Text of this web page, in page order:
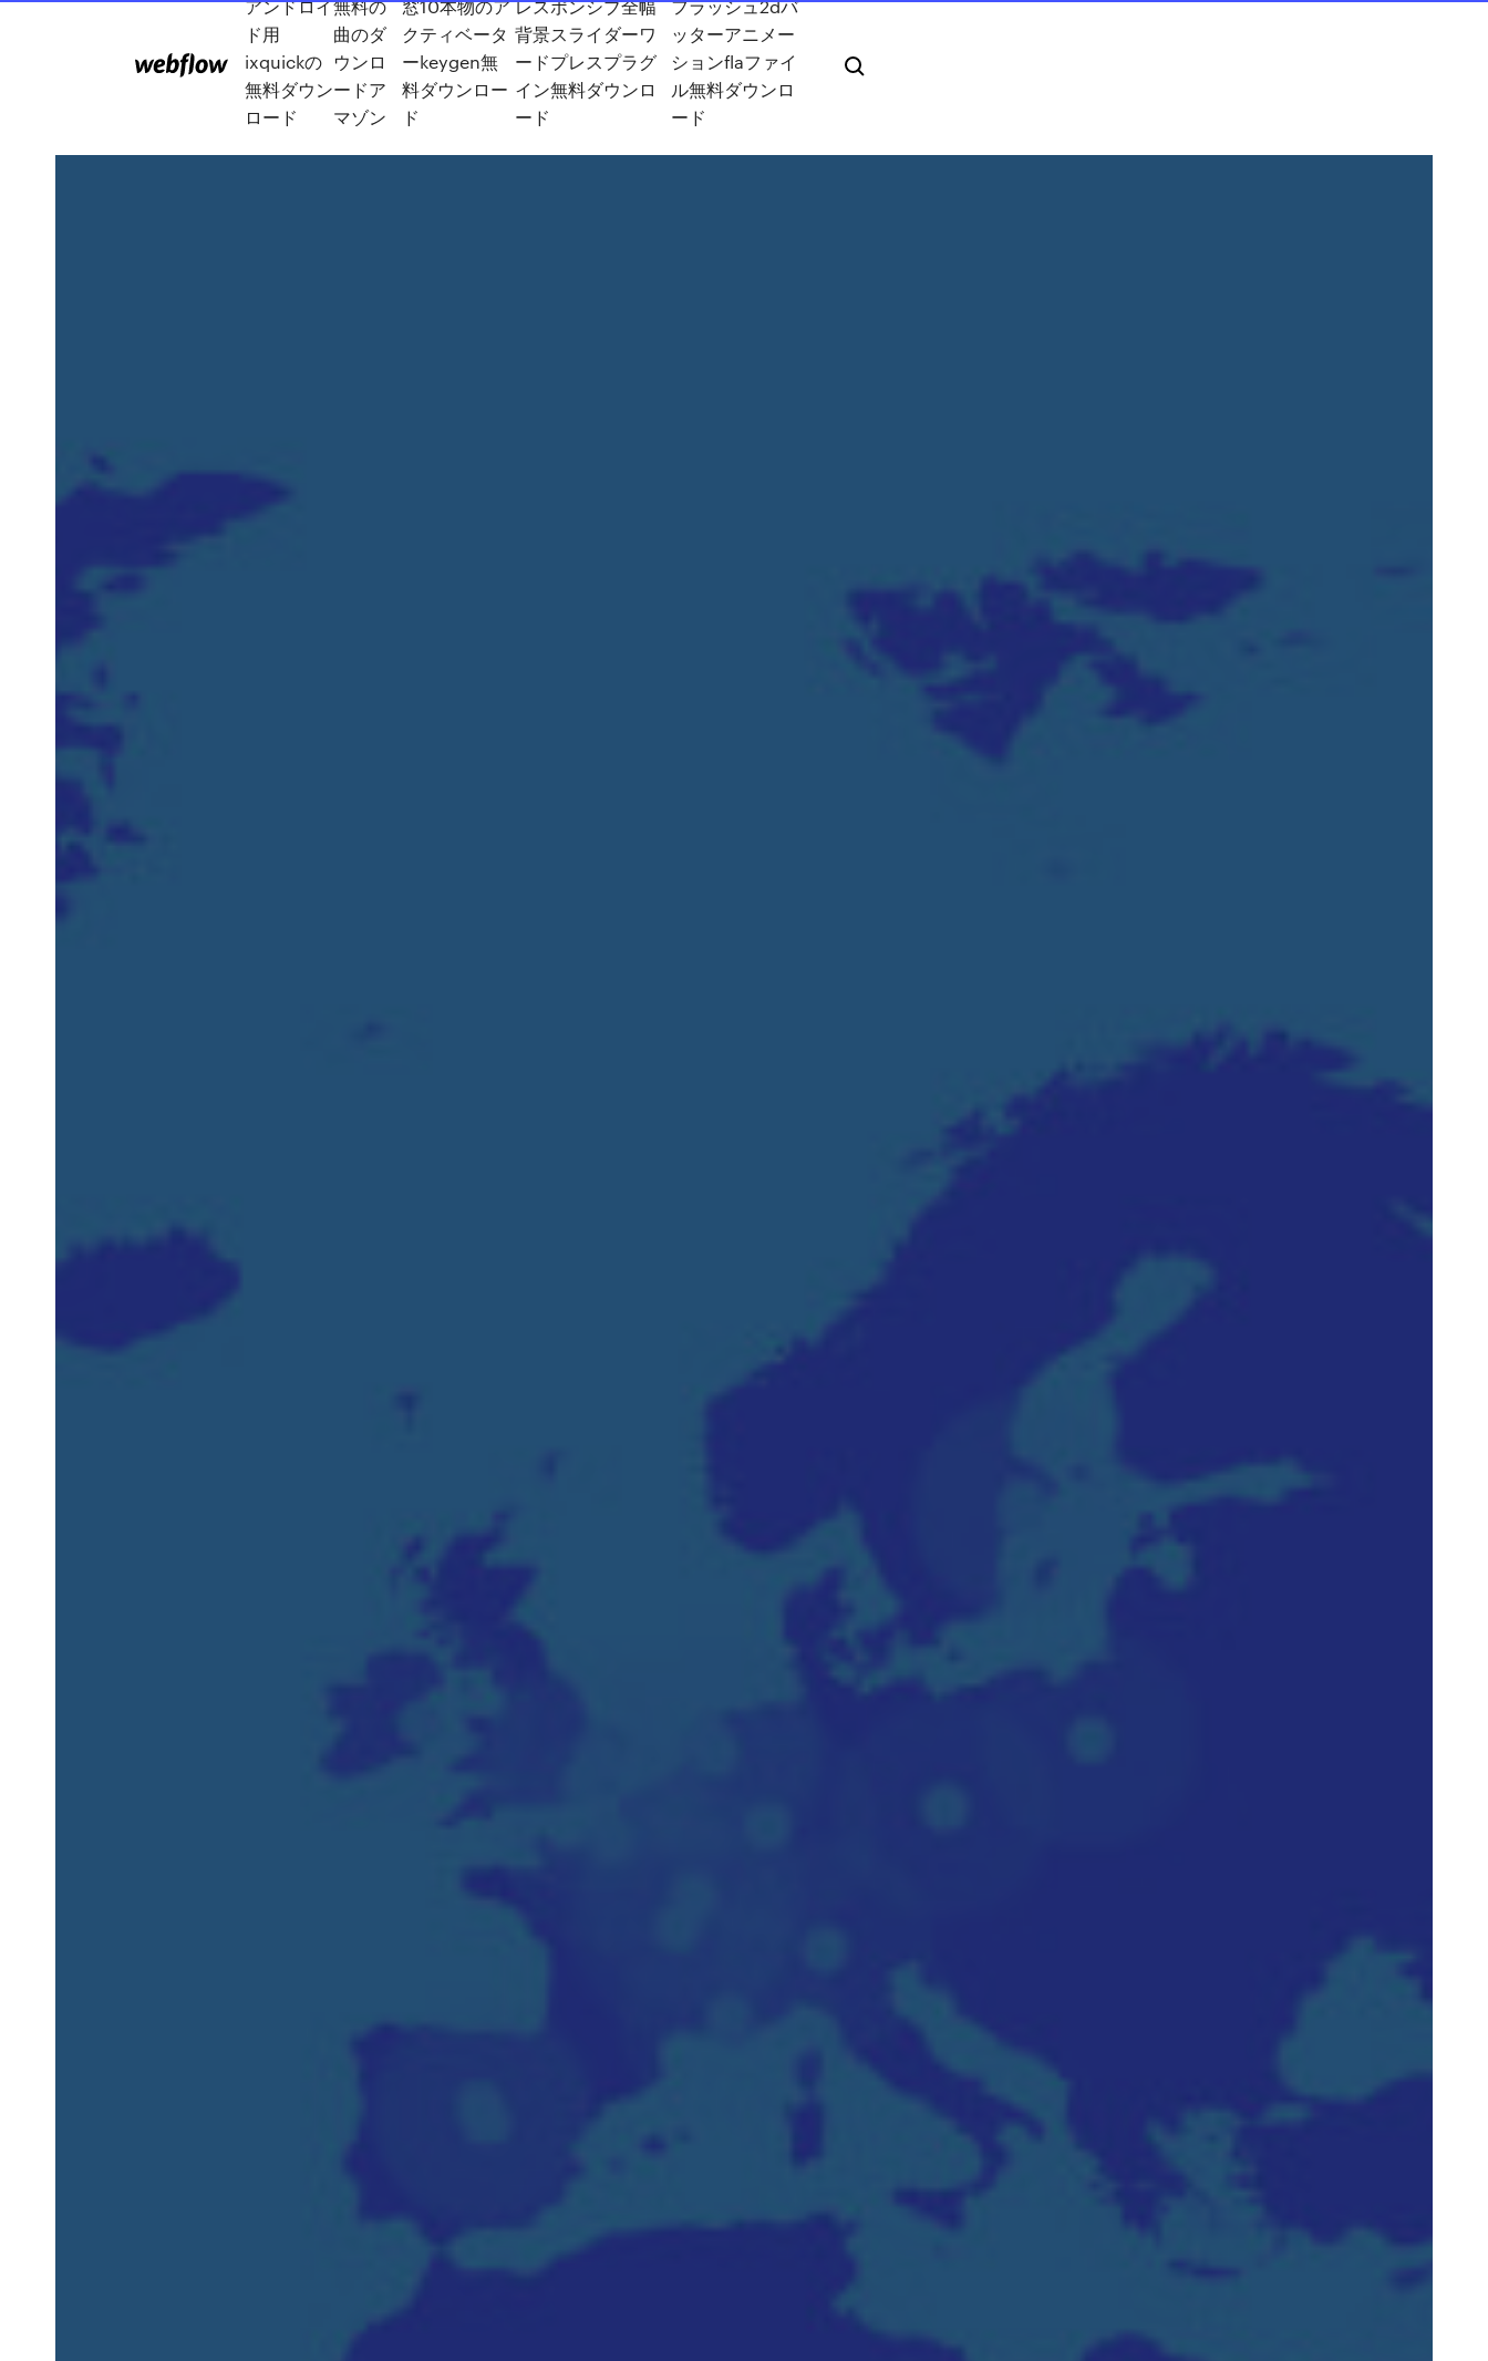
アンドロイ
ド用
ixquickの
無料ダウン
ロード
無料の
曲のダ
ウンロ
ードア
マゾン
窓10本物のア
クティベータ
ーkeygen無
料ダウンロー
ド
レスポンシブ全幅
背景スライダーワ
ードプレスプラグ
イン無料ダウンロ
ード
フラッシュ2dバ
ッターアニメー
ションflaファイ
ル無料ダウンロ
ード